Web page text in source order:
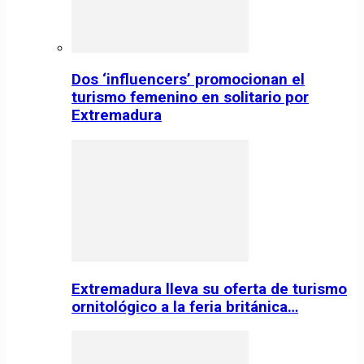
Dos ‘influencers’ promocionan el
turismo femenino en solitario por
Extremadura
Extremadura lleva su oferta de turismo
ornitológico a la feria británica…